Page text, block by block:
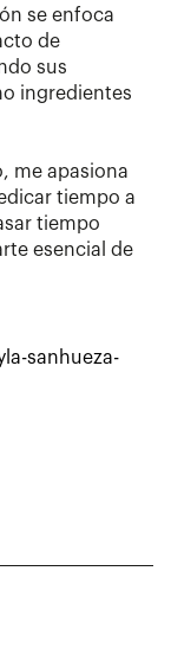
se enfoca
de
sus
ingredientes
me apasiona
tiempo a
tiempo
esencial de
sanhueza-